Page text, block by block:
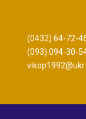
(0432) 64-72-
(093) 094-30-